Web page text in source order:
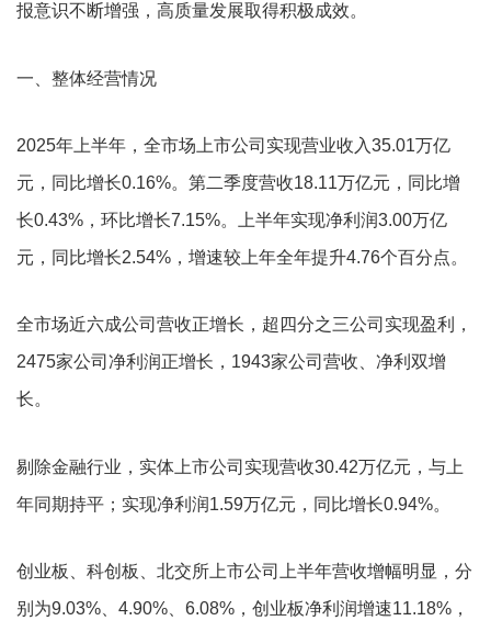
报意识不断增强，高质量发展取得积极成效。
一、整体经营情况
2025年上半年，全市场上市公司实现营业收入35.01万亿
元，同比增长0.16%。第二季度营收18.11万亿元，同比增
长0.43%，环比增长7.15%。上半年实现净利润3.00万亿
元，同比增长2.54%，增速较上年全年提升4.76个百分点。
全市场近六成公司营收正增长，超四分之三公司实现盈利，
2475家公司净利润正增长，1943家公司营收、净利双增
长。
剔除金融行业，实体上市公司实现营收30.42万亿元，与上
年同期持平；实现净利润1.59万亿元，同比增长0.94%。
创业板、科创板、北交所上市公司上半年营收增幅明显，分
别为9.03%、4.90%、6.08%，创业板净利润增速11.18%，